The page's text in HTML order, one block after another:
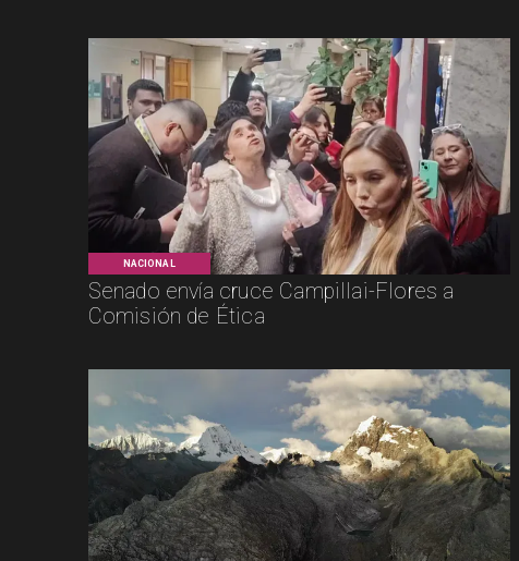
NACIONAL
Senado envía cruce Campillai-Flores a
Comisión de Ética